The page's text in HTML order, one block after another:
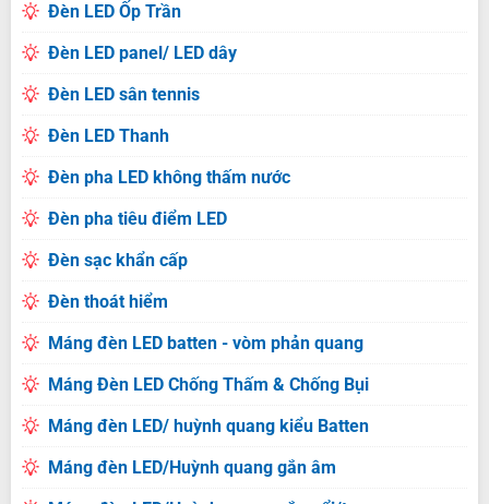
Đèn LED Ốp Trần
Đèn LED panel/ LED dây
Đèn LED sân tennis
Đèn LED Thanh
Đèn pha LED không thấm nước
Đèn pha tiêu điểm LED
Đèn sạc khẩn cấp
Đèn thoát hiểm
Máng đèn LED batten - vòm phản quang
Máng Đèn LED Chống Thấm & Chống Bụi
Máng đèn LED/ huỳnh quang kiểu Batten
Máng đèn LED/Huỳnh quang gắn âm